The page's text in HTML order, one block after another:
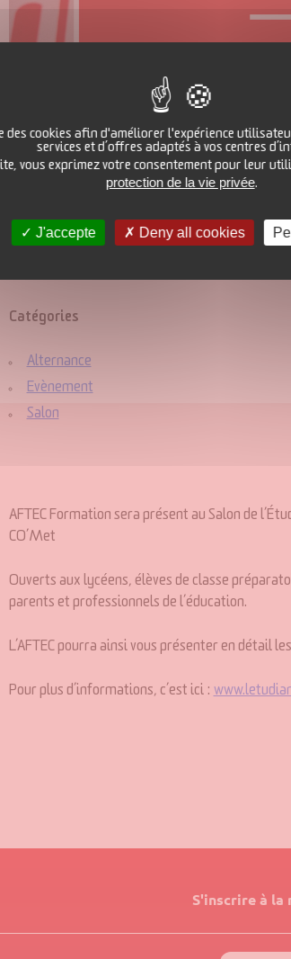
Date/heure
Catégories
Alternance
Evènement
Salon
AFTEC Formation sera présent au Salon de
CO’Met
Ouverts aux lycéens, élèves de classe
parents et professionnels de l’éducation.
L’AFTEC pourra ainsi vous présenter en détail
Pour plus d’informations, c’est ici :
S'inscrire à
des cookies afin d'améliorer l'expérience
services et d’offres adaptés à vos centres
vous exprimez votre consentement pour leur
protection de la vie privée.
J'accepte Deny all cookies